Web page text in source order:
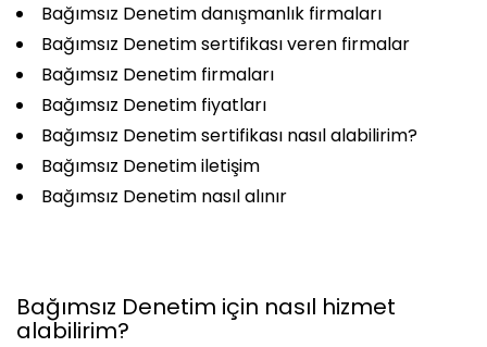
Bağımsız Denetim danışmanlık firmaları
Bağımsız Denetim sertifikası veren firmalar
Bağımsız Denetim firmaları
Bağımsız Denetim fiyatları
Bağımsız Denetim sertifikası nasıl alabilirim?
Bağımsız Denetim iletişim
Bağımsız Denetim nasıl alınır
Bağımsız Denetim için nasıl hizmet
alabilirim?